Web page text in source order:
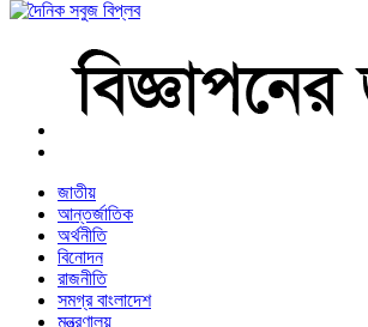
বাংলা নিউজ পেপার
জাতীয়
আন্তর্জাতিক
অর্থনীতি
বিনোদন
রাজনীতি
সমগ্র বাংলাদেশ
মন্ত্রণালয়